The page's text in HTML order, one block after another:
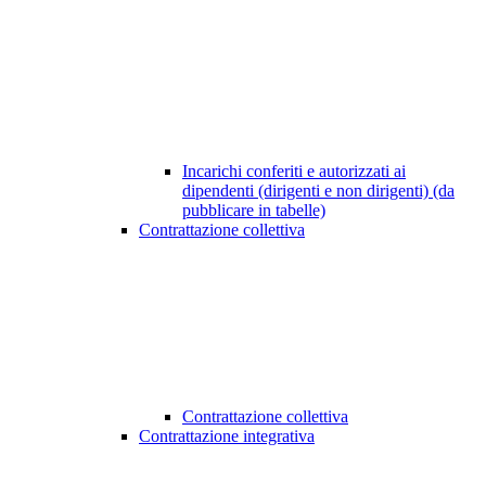
Incarichi conferiti e autorizzati ai
dipendenti (dirigenti e non dirigenti) (da
pubblicare in tabelle)
Contrattazione collettiva
Contrattazione collettiva
Contrattazione integrativa